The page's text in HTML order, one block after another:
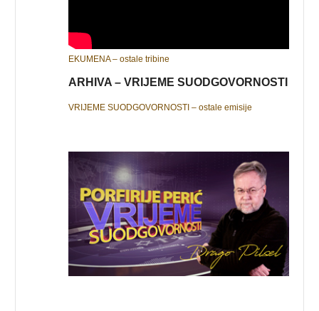
EKUMENA – ostale tribine
ARHIVA – VRIJEME SUODGOVORNOSTI
VRIJEME SUODGOVORNOSTI – ostale emisije